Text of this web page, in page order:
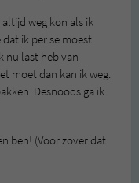
weg kon als ik
ik per se moest
nu last heb van
moet dan kan ik weg.
Desnoods ga ik
ben! (Voor zover dat